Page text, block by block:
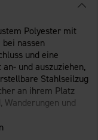
Polyester mit
nassen
und eine
und auszuziehen,
Stahlseilzug
an ihrem Platz
und
und Schmutz